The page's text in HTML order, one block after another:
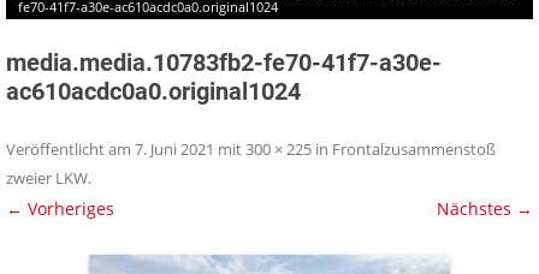
fe70-41f7-a30e-ac610acdc0a0.original1024
media.media.10783fb2-fe70-41f7-a30e-
ac610acdc0a0.original1024
Veröffentlicht am 7. Juni 2021 mit300 × 225 in Frontalzusammenstoß
zweier LKW.
← Vorheriges Nächstes →